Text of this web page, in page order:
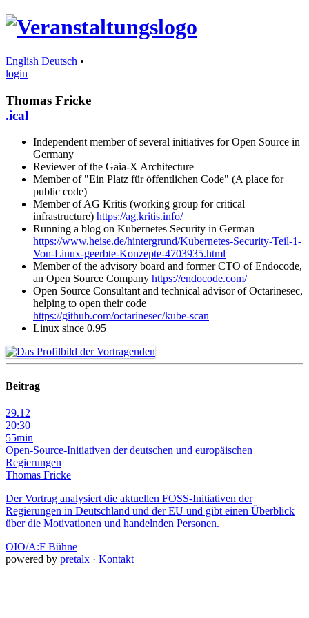
English Deutsch •
login
Thomas Fricke
.ical
Independent member of several initiatives for Open Source in
Germany
Reviewer of the Gaia-X Architecture
Member of "Ein Platz für öffentlichen Code" (A place for
public code)
Member of AG Kritis (working group for critical
infrastructure) https://ag.kritis.info/
Running a blog on Kubernetes Security in German
https://www.heise.de/hintergrund/Kubernetes-Security-Teil-1-
Von-Linux-geerbte-Konzepte-4703935.html
Member of the advisory board and former CTO of Endocode,
an Open Source Company https://endocode.com/
Open Source Consultant and technical advisor of Octarinesec,
helping to open their code
https://github.com/octarinesec/kube-scan
Linux since 0.95
Beitrag
29.12
20:30
55min
Open-Source-Initiativen der deutschen und europäischen
Regierungen
Thomas Fricke
Der Vortrag analysiert die aktuellen FOSS-Initiativen der
Regierungen in Deutschland und der EU und gibt einen Überblick
über die Motivationen und handelnden Personen.
OIO/A:F Bühne
powered by pretalx · Kontakt